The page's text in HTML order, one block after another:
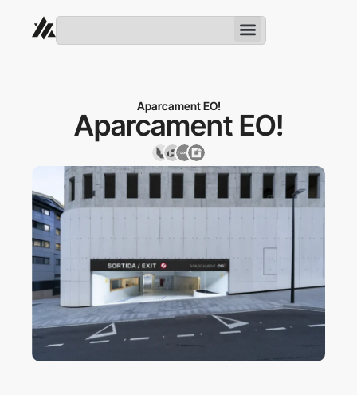
Aparcament EO!
Aparcament EO!